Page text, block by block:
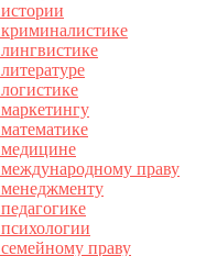
праву
праву